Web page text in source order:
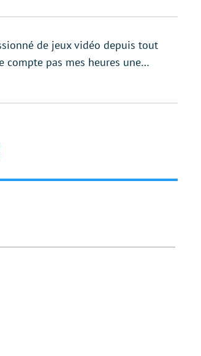
de jeux vidéo depuis tout
compte pas mes heures une…